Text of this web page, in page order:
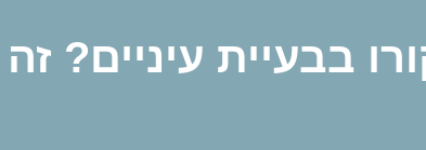
בבעיית עיניים?